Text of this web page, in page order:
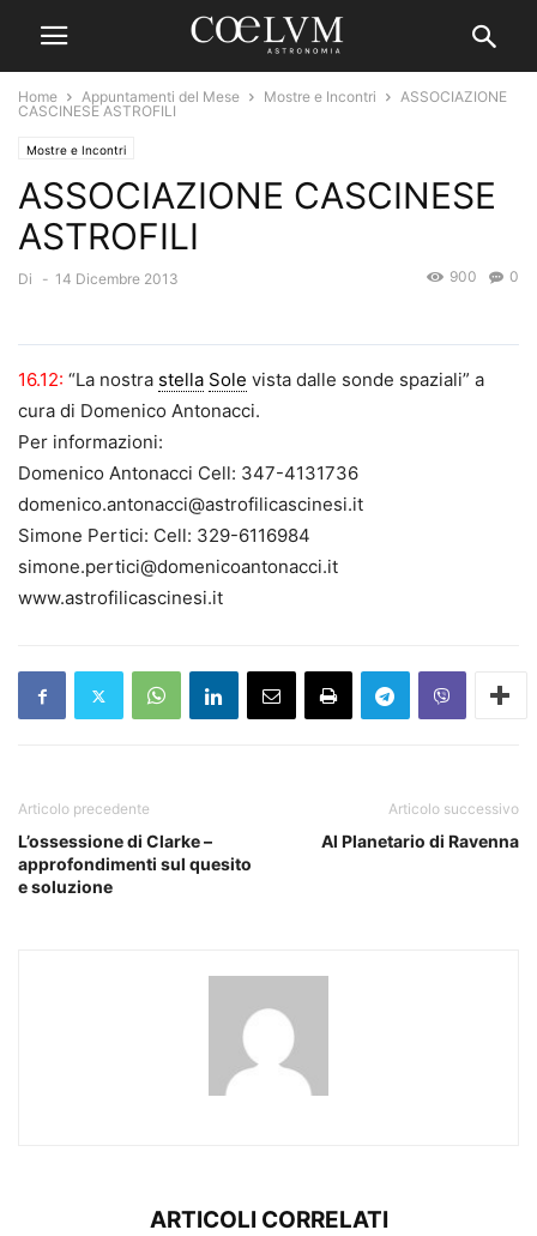
Home Appuntamenti del Mese Mostre e Incontri
ASSOCIAZIONE
CASCINESE ASTROFILI
Mostre e Incontri
ASSOCIAZIONE CASCINESE
ASTROFILI
Di - 14 Dicembre 2013 0
900
16.12: “La nostra stella Sole vista dalle sonde spaziali” a
cura di Domenico Antonacci.
Per informazioni:
Domenico Antonacci Cell: 347-4131736
domenico.antonacci@astrofilicascinesi.it
Simone Pertici: Cell: 329-6116984
simone.pertici@domenicoantonacci.it
www.astrofilicascinesi.it
Articolo precedente
L’ossessione di Clarke –
approfondimenti sul quesito
e soluzione
Articolo successivo
Al Planetario di Ravenna
ARTICOLI CORRELATI